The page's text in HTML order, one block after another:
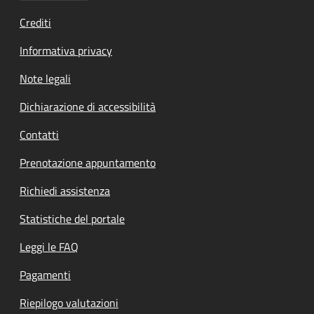
Crediti
Informativa privacy
Note legali
Dichiarazione di accessibilità
Contatti
Prenotazione appuntamento
Richiedi assistenza
Statistiche del portale
Leggi le FAQ
Pagamenti
Riepilogo valutazioni